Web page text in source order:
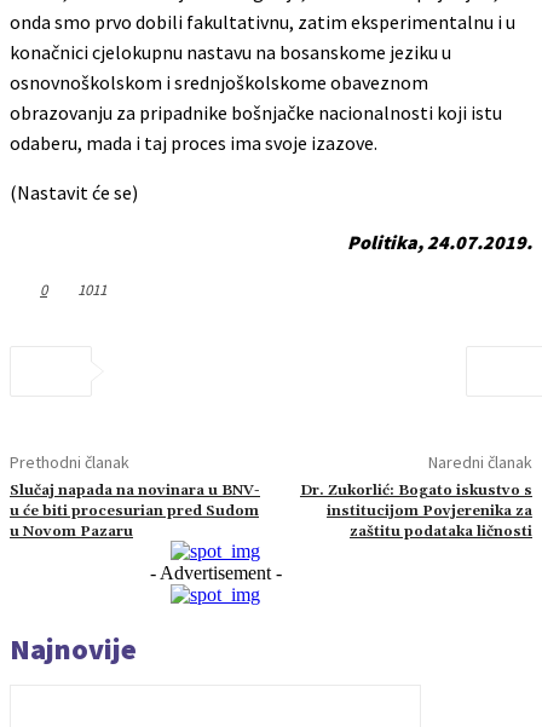
onda smo prvo dobili fakultativnu, zatim eksperimentalnu i u
konačnici cjelokupnu nastavu na bosanskome jeziku u
osnovnoškolskom i srednjoškolskome obaveznom
obrazovanju za pripadnike bošnjačke nacionalnosti koji istu
odaberu, mada i taj proces ima svoje izazove.
(Nastavit će se)
Politika, 24.07.2019.
0 1011
Prethodni članak
Slučaj napada na novinara u BNV-
u će biti procesurian pred Sudom
u Novom Pazaru
Naredni članak
Dr. Zukorlić: Bogato iskustvo s
institucijom Povjerenika za
zaštitu podataka ličnosti
- Advertisement -
Najnovije